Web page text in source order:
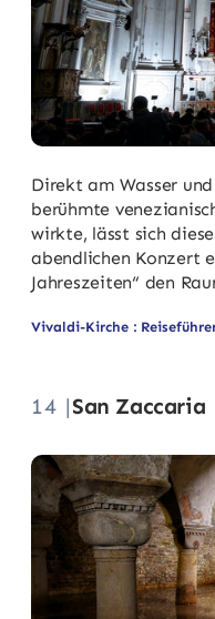
Direkt am Wasser
berühmte
wirkte, lässt sich
abendlichen Konzert
Jahreszeiten“ den
Vivaldi-Kirche :
14 |San Zaccaria